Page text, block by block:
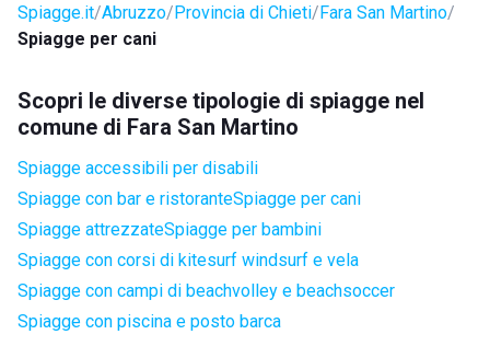
Spiagge.it Abruzzo Provincia di Chieti Fara San Martino
Spiagge per cani
Scopri le diverse tipologie di spiagge nel
comune di Fara San Martino
Spiagge accessibili per disabili
Spiagge con bar e ristoranteSpiagge per cani
Spiagge attrezzateSpiagge per bambini
Spiagge con corsi di kitesurf windsurf e vela
Spiagge con campi di beachvolley e beachsoccer
Spiagge con piscina e posto barca